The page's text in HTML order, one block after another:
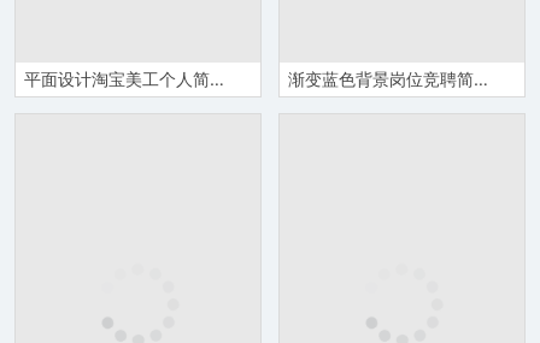
平面设计淘宝美工个人简历PPT模板 渐变蓝色背景岗位竞聘简历PPT模板